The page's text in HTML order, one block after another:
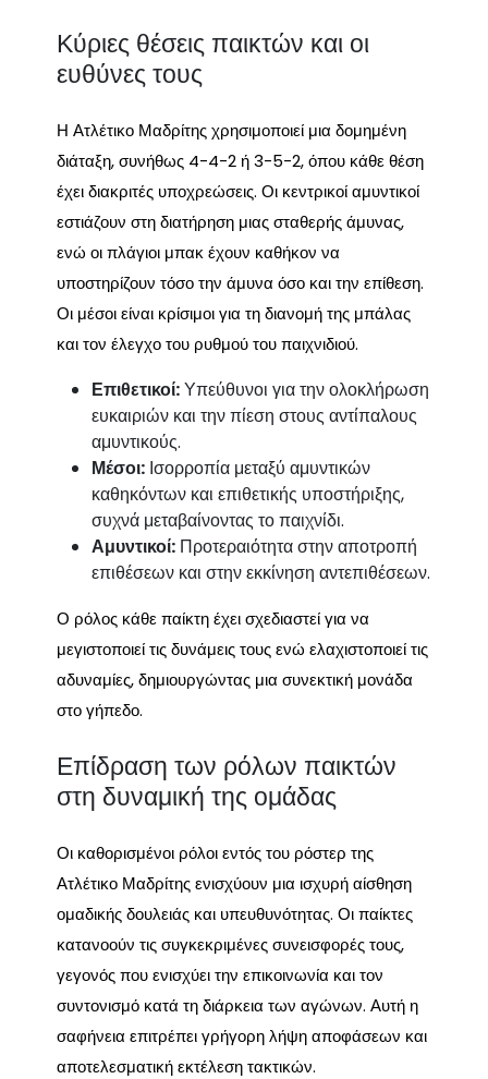
Κύριες θέσεις παικτών και οι
ευθύνες τους
Η Ατλέτικο Μαδρίτης χρησιμοποιεί μια δομημένη
διάταξη, συνήθως 4-4-2 ή 3-5-2, όπου κάθε θέση
έχει διακριτές υποχρεώσεις. Οι κεντρικοί αμυντικοί
εστιάζουν στη διατήρηση μιας σταθερής άμυνας,
ενώ οι πλάγιοι μπακ έχουν καθήκον να
υποστηρίζουν τόσο την άμυνα όσο και την επίθεση.
Οι μέσοι είναι κρίσιμοι για τη διανομή της μπάλας
και τον έλεγχο του ρυθμού του παιχνιδιού.
Επιθετικοί:Υπεύθυνοι για την ολοκλήρωση
ευκαιριών και την πίεση στους αντίπαλους
αμυντικούς.
Μέσοι: Ισορροπία μεταξύ αμυντικών
καθηκόντων και επιθετικής υποστήριξης,
συχνά μεταβαίνοντας το παιχνίδι.
Αμυντικοί: Προτεραιότητα στην αποτροπή
επιθέσεων και στην εκκίνηση αντεπιθέσεων.
Ο ρόλος κάθε παίκτη έχει σχεδιαστεί για να
μεγιστοποιεί τις δυνάμεις τους ενώ ελαχιστοποιεί τις
αδυναμίες, δημιουργώντας μια συνεκτική μονάδα
στο γήπεδο.
Επίδραση των ρόλων παικτών
στη δυναμική της ομάδας
Οι καθορισμένοι ρόλοι εντός του ρόστερ της
Ατλέτικο Μαδρίτης ενισχύουν μια ισχυρή αίσθηση
ομαδικής δουλειάς και υπευθυνότητας. Οι παίκτες
κατανοούν τις συγκεκριμένες συνεισφορές τους,
γεγονός που ενισχύει την επικοινωνία και τον
συντονισμό κατά τη διάρκεια των αγώνων. Αυτή η
σαφήνεια επιτρέπει γρήγορη λήψη αποφάσεων και
αποτελεσματική εκτέλεση τακτικών.